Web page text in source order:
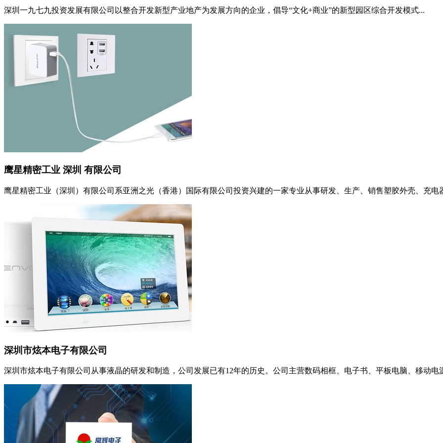
深圳一九七九投资发展有限公司以整合开发新型产业地产为发展方向的企业，倡导“文化+商业”的新型园区综合开发模式...
鹰星精密工业 深圳 有限公司
鹰星精密工业（深圳）有限公司系亚洲之光（香港）国际有限公司投资兴建的一家专业从事研发、生产、销售塑胶外壳、充电
深圳市炫本电子有限公司
深圳市炫本电子有限公司从事液晶的研发和制造，公司发展已有12年的历史。公司主营数码相框、电子书、平板电脑、移动电